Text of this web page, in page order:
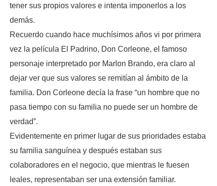
tener sus propios valores e intenta imponerlos a los
demás.
Recuerdo cuando hace muchísimos años vi por primera
vez la película El Padrino, Don Corleone, el famoso
personaje interpretado por Marlon Brando, era claro al
dejar ver que sus valores se remitían al ámbito de la
familia. Don Corleone decía la frase “un hombre que no
pasa tiempo con su familia no puede ser un hombre de
verdad”.
Evidentemente en primer lugar de sus prioridades estaba
su familia sanguínea y después estaban sus
colaboradores en el negocio, que mientras le fuesen
leales, representaban ser una extensión familiar.